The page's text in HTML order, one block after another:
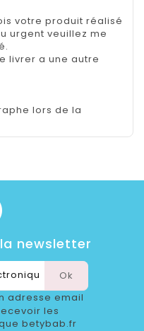
votre produit réalisé
urgent veuillez me
livrer a une autre
lors de la
newsletter
adresse email
les
betybab.fr